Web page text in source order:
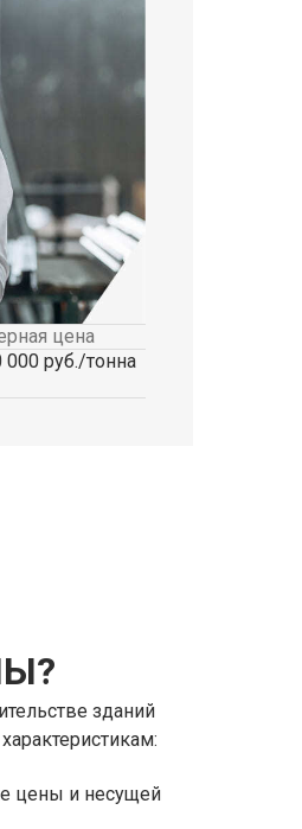
цена
000 руб./тонна
зданий
цены и несущей